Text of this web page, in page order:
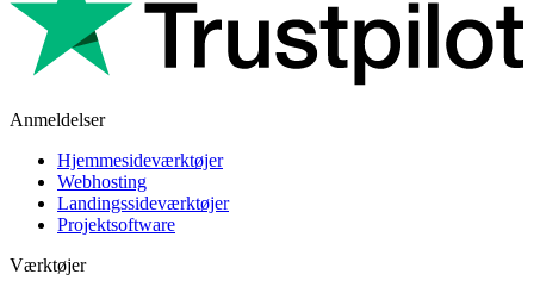
Anmeldelser
Hjemmesideværktøjer
Webhosting
Landingssideværktøjer
Projektsoftware
Værktøjer